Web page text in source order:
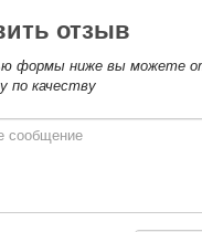
отзыв
формы ниже вы можете
по качеству